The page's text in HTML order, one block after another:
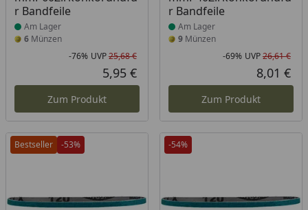
r Bandfeile
Am Lager
6 Münzen
Rabatt in Prozent
-76%
Ursprünglicher Preis
UVP25,68 €
Aktueller Preis
5,95 €
Zum Produkt
r Bandfeile
Am Lager
9Münzen
-69% UVP26,61 €
8,01 €
Zum Produkt
Bestseller -53% -54%